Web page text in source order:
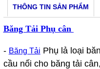
THÔNG TIN SẢN PHẨM
Băng Tải Phụ cân
- Băng Tải Phụ lả loại
cầu nối cho băng tải